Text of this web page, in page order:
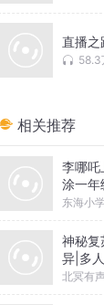
直播之
58.3
相关推荐
李哪吒
涂一年
级
东海小
神秘复
异|多
北冥有声